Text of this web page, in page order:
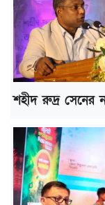
শহীদ রুদ্র সেনের